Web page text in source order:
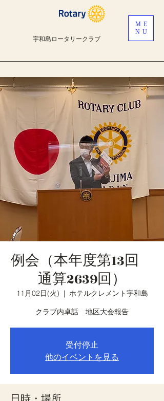
宇和島ロータリークラブ
ME
NU
例会（本年度第13回
通算2639回）
11月02日(火)
  |
ホテルクレメント宇和島
クラブ内卓話 地区大会報告
受付停止
他のイベントを見る